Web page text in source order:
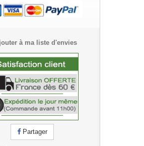
à ma liste d'envies
Partager